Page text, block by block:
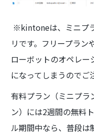
※kintoneは、ミニプ
リです。フリープラン
ローボットのオペレ
になってしまうのでご
有料プラン（ミニプラ
ン）には2週間の無料
ル期間中なら、普段